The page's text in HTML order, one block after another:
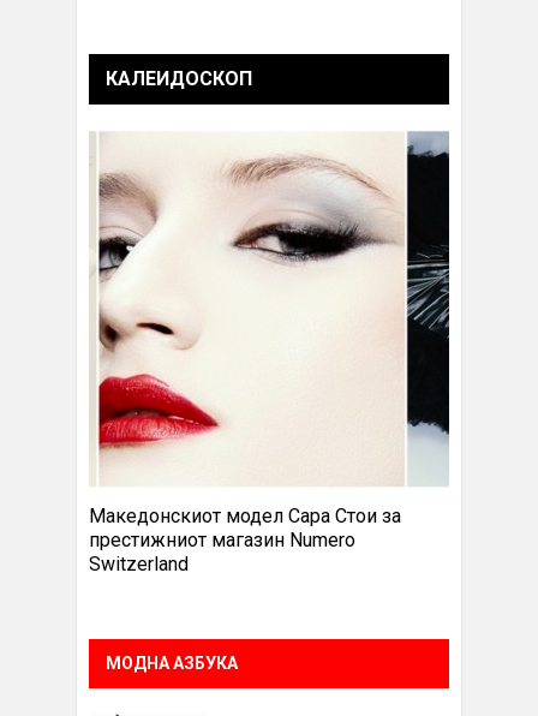
КАЛЕИДОСКОП
Македонскиот модел Сара Стои за
престижниот магазин Numero
Switzerland
МОДНА АЗБУКА